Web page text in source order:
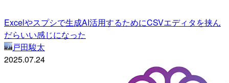
Excelやスプシで生成AI活用するためにCSVエディタを挟ん
だらいい感じになった
戸田駿太
2025.07.24